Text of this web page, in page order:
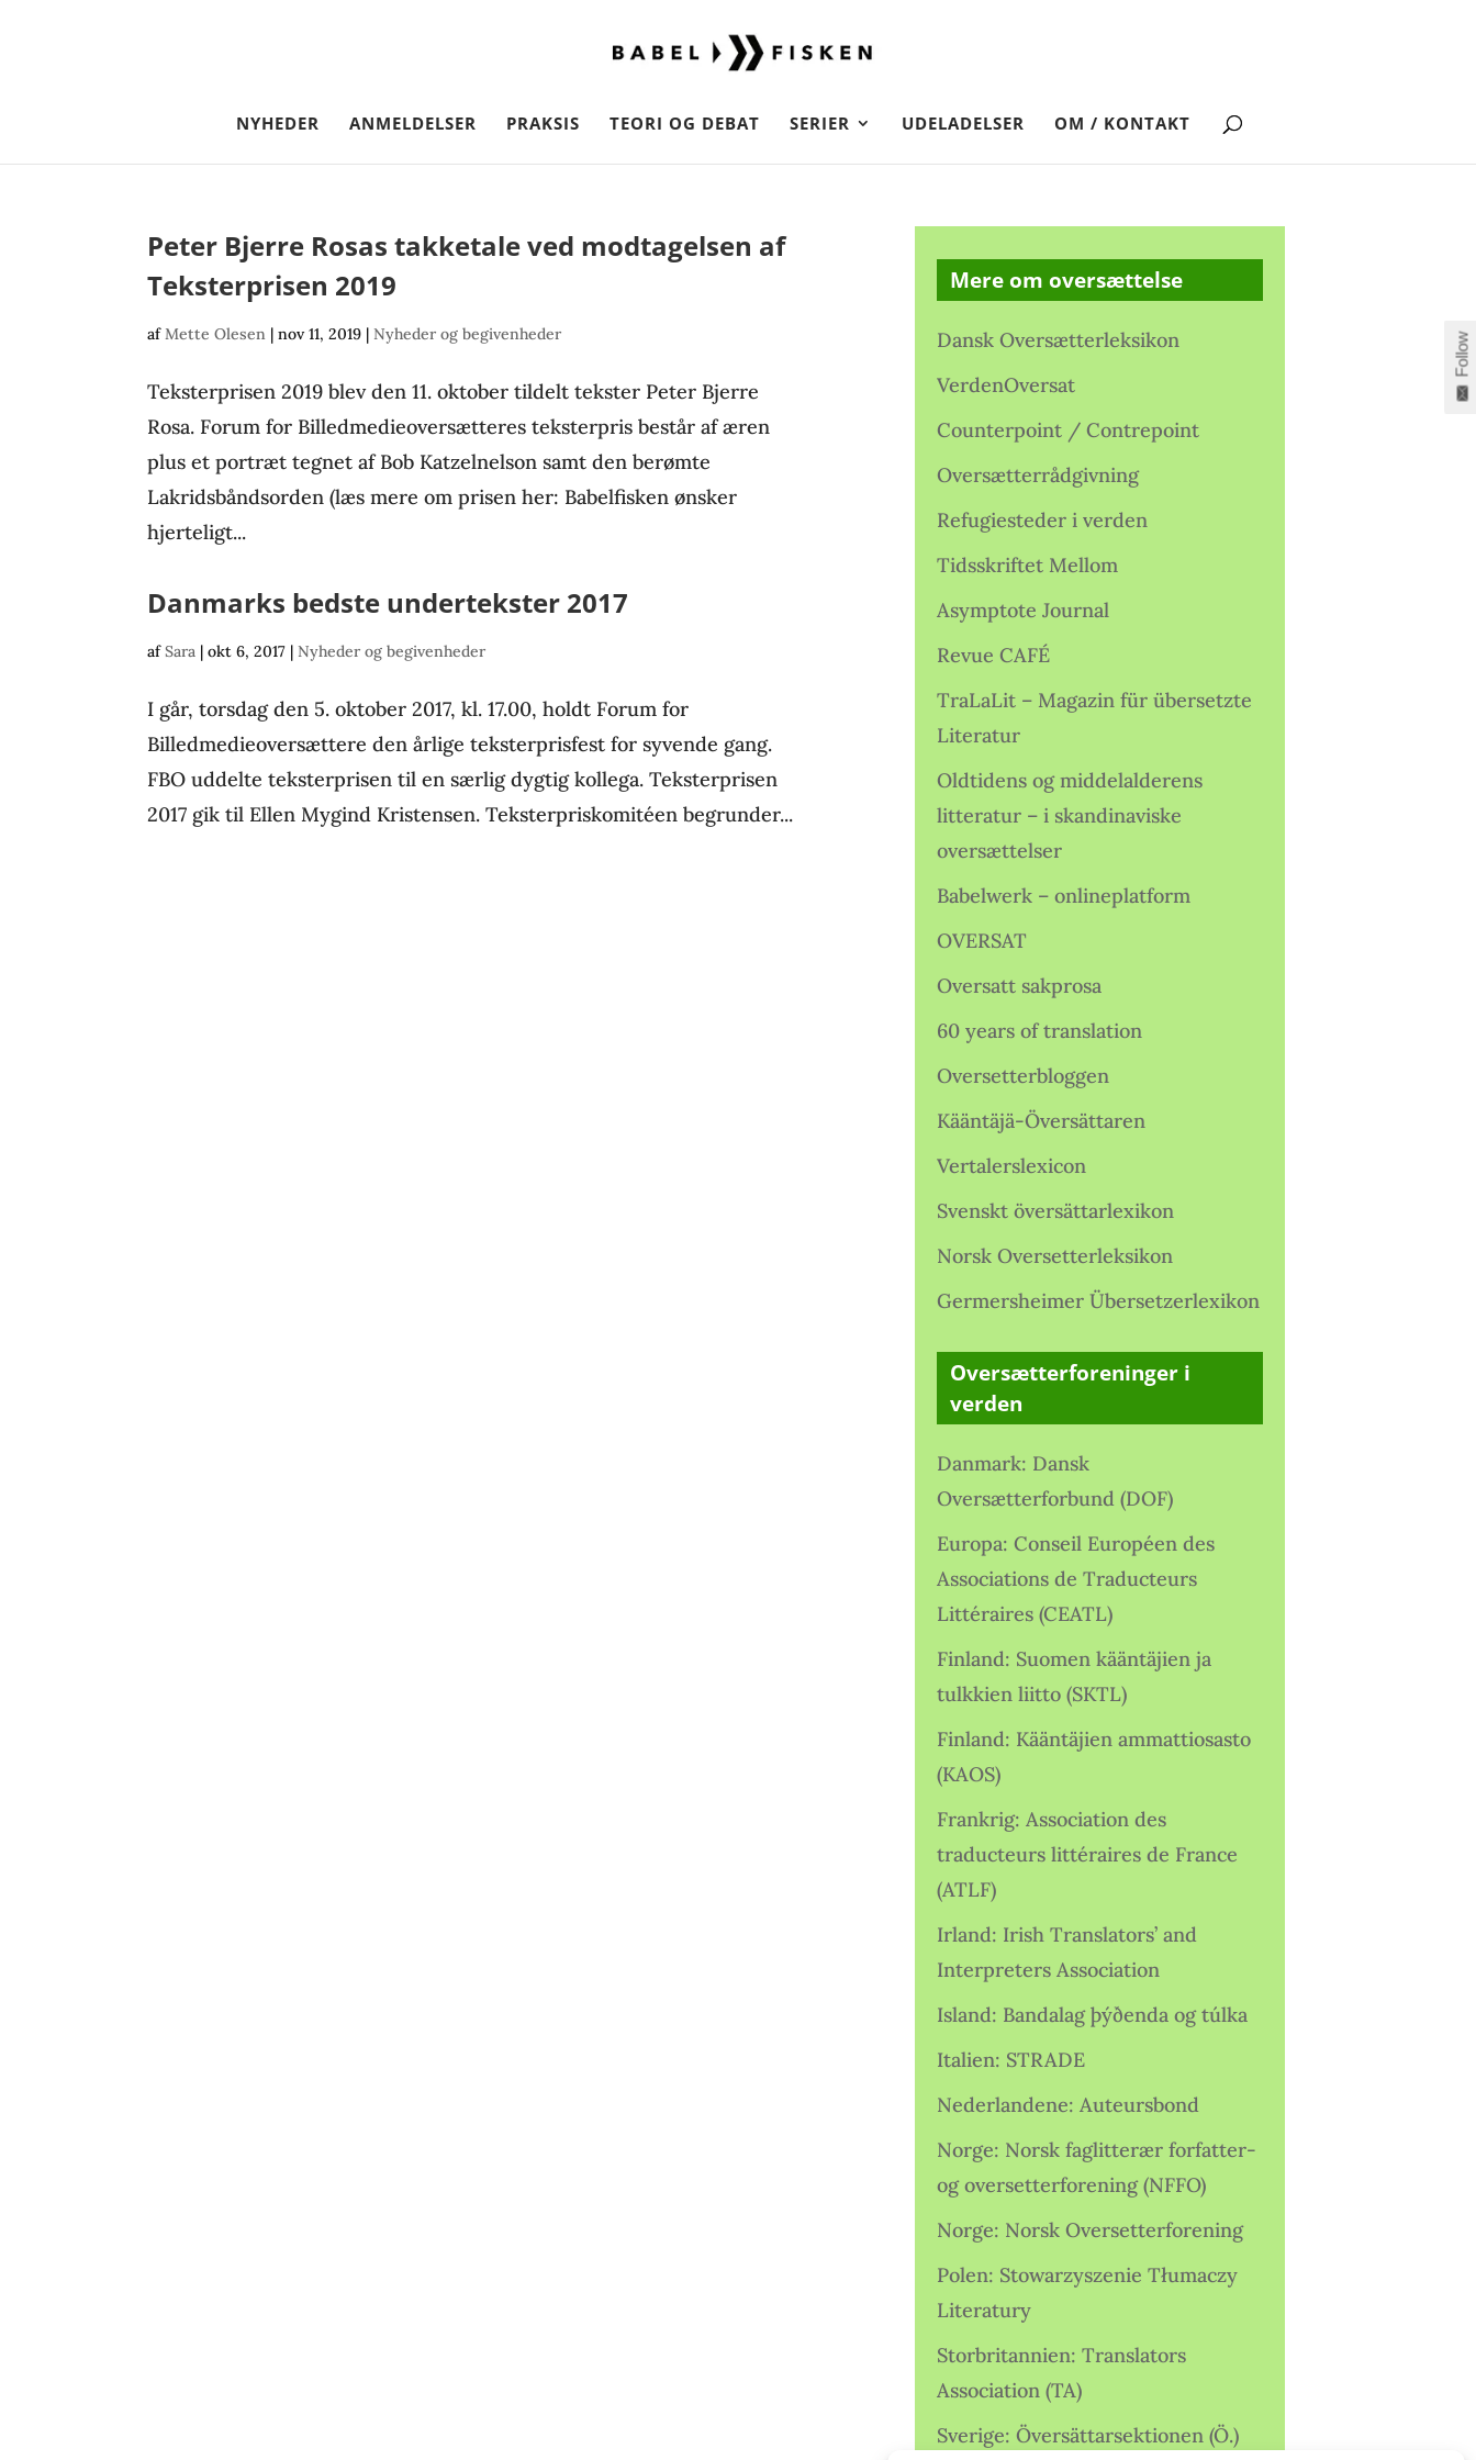
NYHEDER ANMELDELSER PRAKSIS TEORI OG DEBAT SERIER UDELADELSER OM / KONTAKT
Peter Bjerre Rosas takketale ved modtagelsen af
Teksterprisen 2019
afMette Olesen |nov 11, 2019 |Nyheder og begivenheder
Teksterprisen 2019 blev den 11. oktober tildelt tekster Peter Bjerre
Rosa. Forum for Billedmedieoversætteres teksterpris består af æren
plus et portræt tegnet af Bob Katzelnelson samt den berømte
Lakridsbåndsorden (læs mere om prisen her: Babelfisken ønsker
hjerteligt...
Danmarks bedste undertekster 2017
afSara |okt 6, 2017 |Nyheder og begivenheder
I går, torsdag den 5. oktober 2017, kl. 17.00, holdt Forum for
Billedmedieoversættere den årlige teksterprisfest for syvende gang.
FBO uddelte teksterprisen til en særlig dygtig kollega. Teksterprisen
2017 gik til Ellen Mygind Kristensen. Teksterpriskomitéen begrunder...
Mere om oversættelse
Dansk Oversætterleksikon
VerdenOversat
Counterpoint / Contrepoint
Oversætterrådgivning
Refugiesteder i verden
Tidsskriftet Mellom
Asymptote Journal
Revue CAFÉ
TraLaLit – Magazin für übersetzte
Literatur
Oldtidens og middelalderens
litteratur – i skandinaviske
oversættelser
Babelwerk – onlineplatform
OVERSAT
Oversatt sakprosa
60 years of translation
Oversetterbloggen
Kääntäjä-Översättaren
Vertalerslexicon
Svenskt översättarlexikon
Norsk Oversetterleksikon
Germersheimer Übersetzerlexikon
Oversætterforeninger i
verden
Danmark: Dansk
Oversætterforbund (DOF)
Europa: Conseil Européen des
Associations de Traducteurs
Littéraires (CEATL)
Finland: Suomen kääntäjien ja
tulkkien liitto (SKTL)
Finland: Kääntäjien ammattiosasto
(KAOS)
Frankrig: Association des
traducteurs littéraires de France
(ATLF)
Irland: Irish Translators’ and
Interpreters Association
Island: Bandalag þýðenda og túlka
Italien: STRADE
Nederlandene: Auteursbond
Norge: Norsk faglitterær forfatter-
og oversetterforening (NFFO)
Norge: Norsk Oversetterforening
Polen: Stowarzyszenie Tłumaczy
Literatury
Storbritannien: Translators
Association (TA)
Sverige: Översättarsektionen (Ö.)
Follow